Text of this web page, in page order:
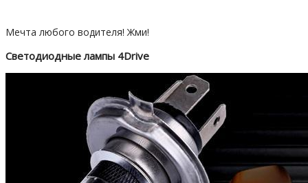
Мечта любого водителя! Жми!
Светодиодные лампы 4Drive